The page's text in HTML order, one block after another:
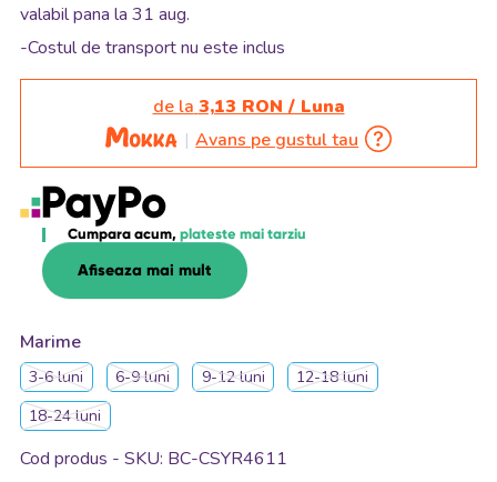
valabil pana la 31 aug.
-Costul de transport nu este inclus
de la 3,13 RON / Luna
Avans pe gustul tau
Cumpara acum, plateste mai tarziu
Afiseaza mai mult
Marime
3-6 luni 6-9 luni 9-12 luni
12-18 luni
18-24 luni
Cod produs - SKU BC-CSYR4611